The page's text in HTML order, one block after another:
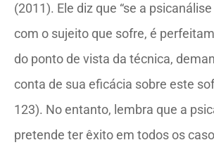
(2011). Ele diz que “se a
com o sujeito que sofre, é
do ponto de vista da técnica,
conta de sua eficácia sobre este
123). No entanto, lembra que a
pretende ter êxito em todos os